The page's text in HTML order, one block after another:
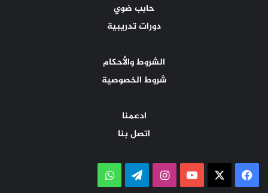
حابب ضوي
دورات تدريبية
الشروط والأحكام
شروط الخصوصية
ادعمنا
اتصل بنا
فيسبوك ‫YouTubeانستقرامتيلقرامواتساب